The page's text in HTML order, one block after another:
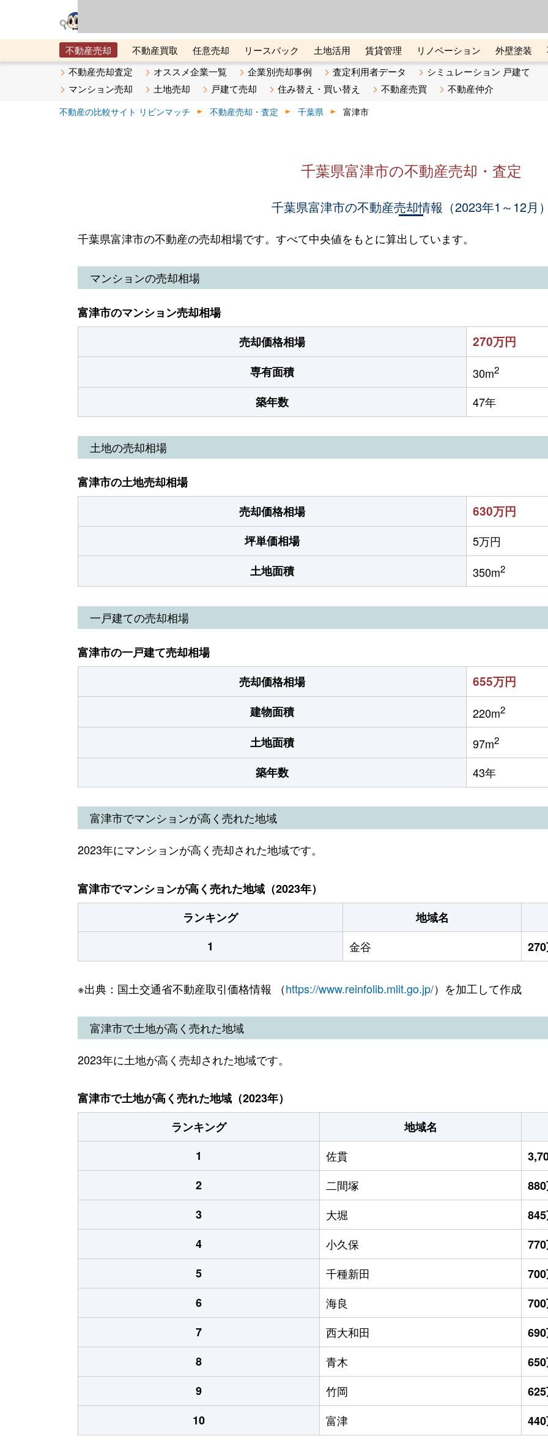
不動産売却 不動産買取 任意売却 リースバック 土地活用 賃貸管理 リノベーション 外壁塗装
メタ住宅展示場
ベスト不動産カンパニー オンライン講座 リビンマガジンBiz 不動産売却ご相談デスク
不動産売却査定 オススメ企業一覧 企業別売却事例 査定利用者データ
シミュレーション 戸建て
マンション売却
土地売却 戸建て売却 住み替え・買い替え 不動産売買 不動産仲介
不動産の比較サイト リビンマッチ 不動産売却・査定 千葉県 富津市
千葉県富津市の不動産売却・査定
千葉県富津市の不動産売却情報（2023年1～12月）
千葉県富津市の不動産の売却相場です。すべて中央値をもとに算出しています。
マンションの売却相場
富津市のマンション売却相場
売却価格相場
270万円
専有面積 30m2
築年数 47年
土地の売却相場
富津市の土地売却相場
売却価格相場
630万円
坪単価相場
5万円
土地面積
350m2
一戸建ての売却相場
富津市の一戸建て売却相場
売却価格相場
655万円
建物面積 220m2
土地面積 97m2
築年数 43年
富津市でマンションが高く売れた地域
2023年にマンションが高く売却された地域です。
富津市でマンションが高く売れた地域（2023年）
ランキング
地域名
1
金谷
※出典：国土交通省不動産取引価格情報 （https://www.reinfolib.mlit.go.jp/）を加工して作成
富津市で土地が高く売れた地域
2023年に土地が高く売却された地域です。
富津市で土地が高く売れた地域（2023年）
ランキング
地域名
1
佐貫
2
二間塚
3
大堀
4
小久保
5
千種新田
6
海良
7
西大和田
8
青木
9
竹岡
10
富津